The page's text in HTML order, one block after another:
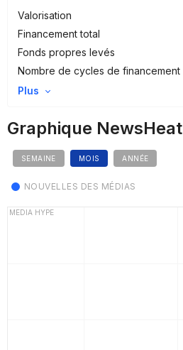
Valorisation
Financement total
Fonds propres levés
Nombre de cycles de financement
Plus
Graphique NewsHeat
SEMAINE MOIS ANNÉE
NOUVELLES DES MÉDIAS